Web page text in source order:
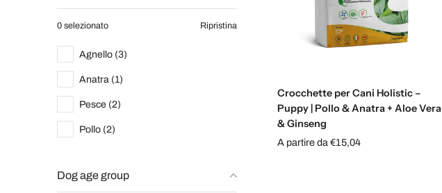
0 selezionato Ripristina
Agnello (3)
Anatra (1)
Pesce (2)
Pollo (2)
Dog age group
Crocchette per Cani Holistic –
Puppy | Pollo & Anatra + Aloe Vera
& Ginseng
A partire da €15,04